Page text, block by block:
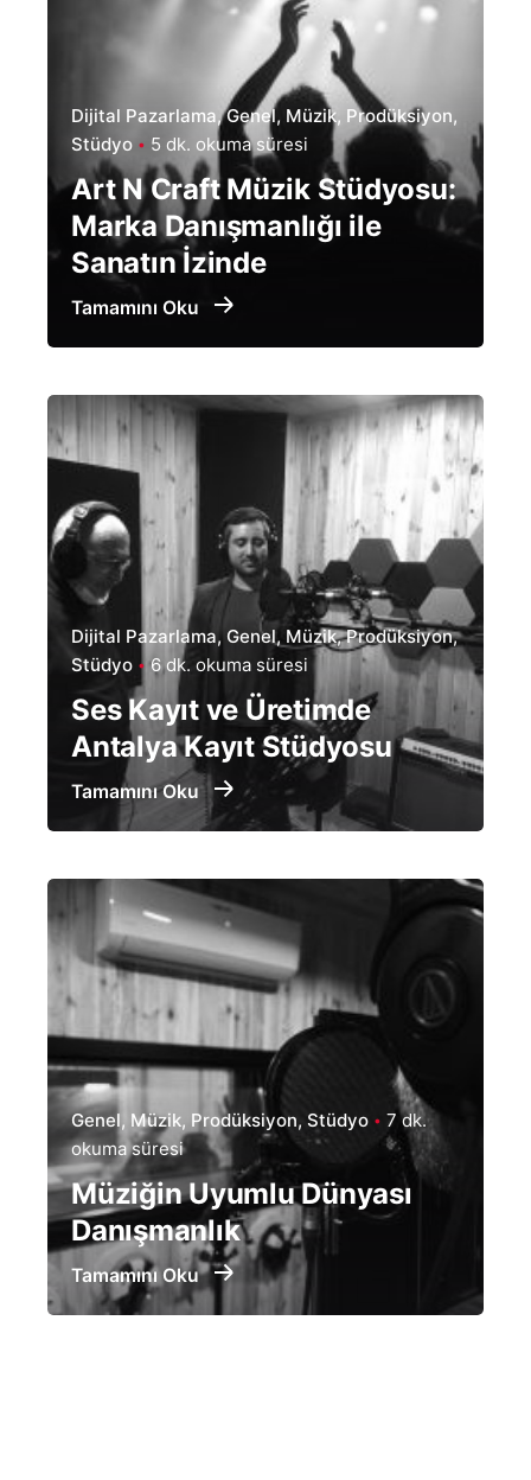
Dijital Pazarlama Genel Müzik Prodüksiyon
Stüdyo
5 dk. okuma süresi
Art N Craft Müzik Stüdyosu:
Marka Danışmanlığı ile
Sanatın İzinde
Tamamını Oku
Dijital Pazarlama Genel Müzik Prodüksiyon
Stüdyo
6 dk. okuma süresi
Ses Kayıt ve Üretimde
Antalya Kayıt Stüdyosu
Tamamını Oku
Genel Müzik Prodüksiyon Stüdyo
7 dk.
okuma süresi
Müziğin Uyumlu Dünyası
Danışmanlık
Tamamını Oku